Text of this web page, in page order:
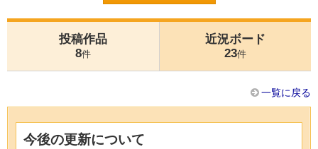
投稿作品
8件
近況ボード
23件
一覧に戻る
今後の更新について